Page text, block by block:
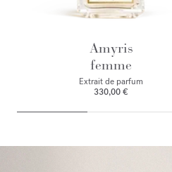
Amyris
femme
Extrait de parfum
330,00 €